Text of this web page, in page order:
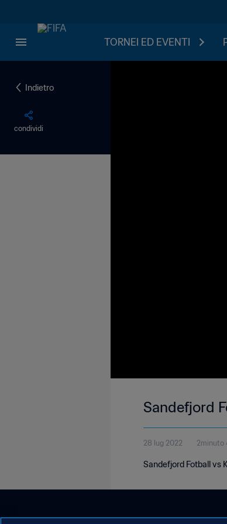
TORNEI ED EVENTI
Indietro
condividi
Sandefjord
28 lug 2022 2minuto
Sandefjord Fotball vs